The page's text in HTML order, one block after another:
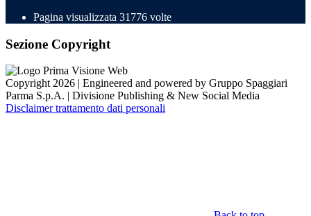
Pagina visualizzata 31776 volte
Sezione Copyright
Copyright 2026 | Engineered and powered by Gruppo Spaggiari
Parma S.p.A. | Divisione Publishing & New Social Media
Disclaimer trattamento dati personali